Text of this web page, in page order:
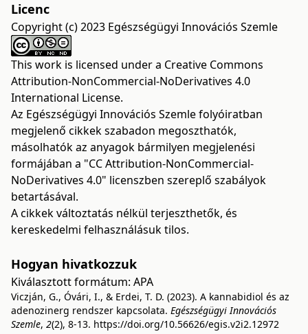
Licenc
Copyright (c) 2023 Egészségügyi Innovációs Szemle
This work is licensed under a Creative Commons
Attribution-NonCommercial-NoDerivatives 4.0
International License.
Az Egészségügyi Innovációs Szemle folyóiratban
megjelenő cikkek szabadon megoszthatók,
másolhatók az anyagok bármilyen megjelenési
formájában a "CC Attribution-NonCommercial-
NoDerivatives 4.0" licenszben szereplő szabályok
betartásával.
A cikkek változtatás nélkül terjeszthetők, és
kereskedelmi felhasználásuk tilos.
Hogyan hivatkozzuk
Kiválasztott formátum: APA
Viczján, G., Óvári, I., & Erdei, T. D. (2023). A kannabidiol és az
adenozinerg rendszer kapcsolata. Egészségügyi Innovációs
Szemle, 2(2), 8-13. https://doi.org/10.56626/egis.v2i2.12972